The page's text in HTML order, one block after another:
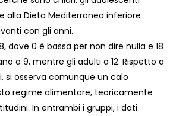
alla Dieta Mediterranea inferiore
con gli anni.
, dove 0 è bassa per non dire nulla e 18
a 9, mentre gli adulti a 12. Rispetto a
si osserva comunque un calo
regime alimentare, teoricamente
In entrambi i gruppi, i dati